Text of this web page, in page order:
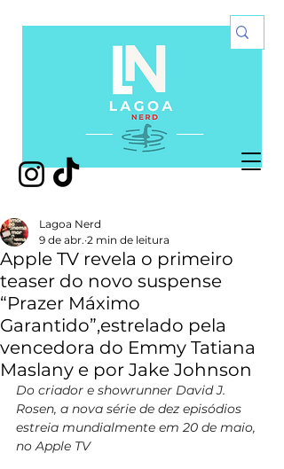
Apple TV revela o primeiro
teaser do novo suspense
“Prazer Máximo
Garantido”,estrelado pela
vencedora do Emmy Tatiana
Maslany e por Jake Johnson
Lagoa Nerd
9 de abr. 2 min de leitura
Do criador e showrunner David J.
Rosen, a nova série de dez episódios
estreia mundialmente em 20 de maio,
no Apple TV